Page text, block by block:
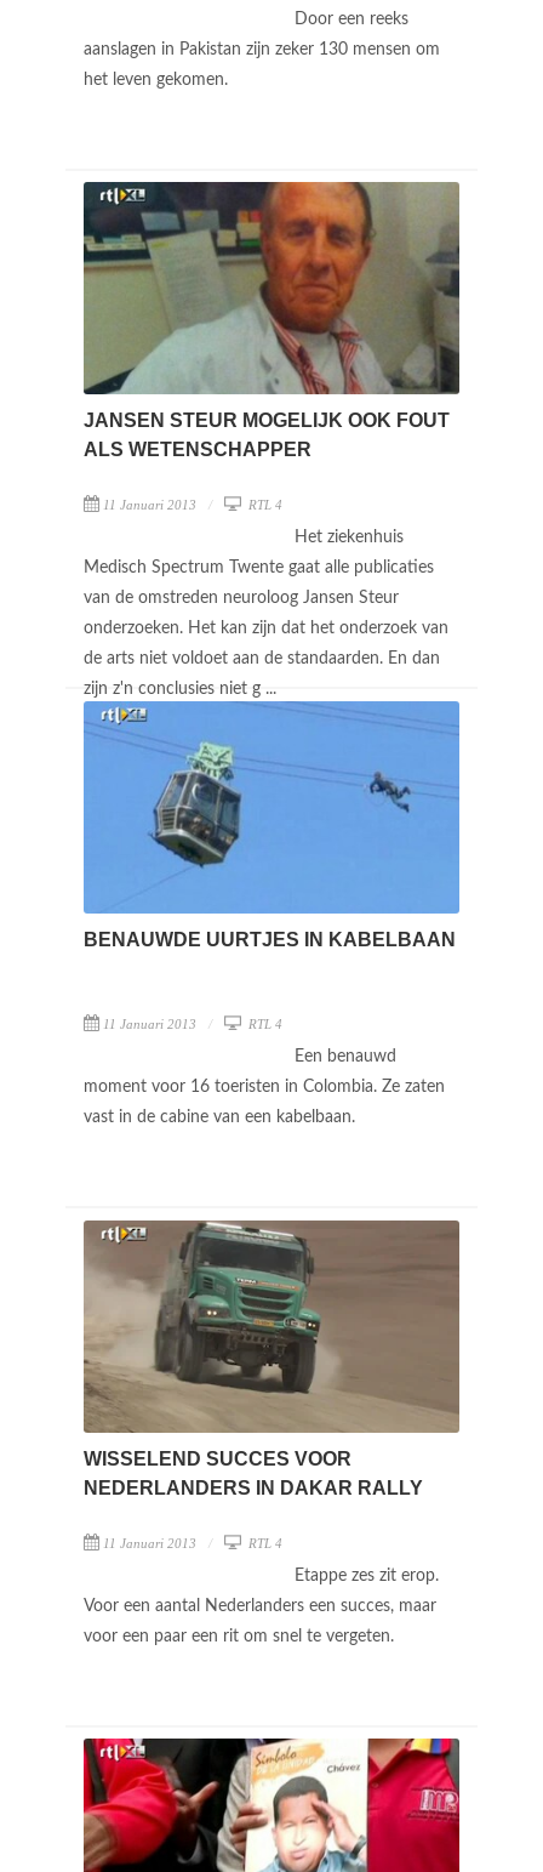
Door een reeks
aanslagen in Pakistan zijn zeker 130 mensen om
het leven gekomen.
JANSEN STEUR MOGELIJK OOK FOUT
ALS WETENSCHAPPER
11 Januari 2013 RTL 4
Het ziekenhuis
Medisch Spectrum Twente gaat alle publicaties
van de omstreden neuroloog Jansen Steur
onderzoeken. Het kan zijn dat het onderzoek van
de arts niet voldoet aan de standaarden. En dan
zijn z'n conclusies niet g ...
BENAUWDE UURTJES IN KABELBAAN
11 Januari 2013 RTL 4
Een benauwd
moment voor 16 toeristen in Colombia. Ze zaten
vast in de cabine van een kabelbaan.
WISSELEND SUCCES VOOR
NEDERLANDERS IN DAKAR RALLY
11 Januari 2013 RTL 4
Etappe zes zit erop.
Voor een aantal Nederlanders een succes, maar
voor een paar een rit om snel te vergeten.